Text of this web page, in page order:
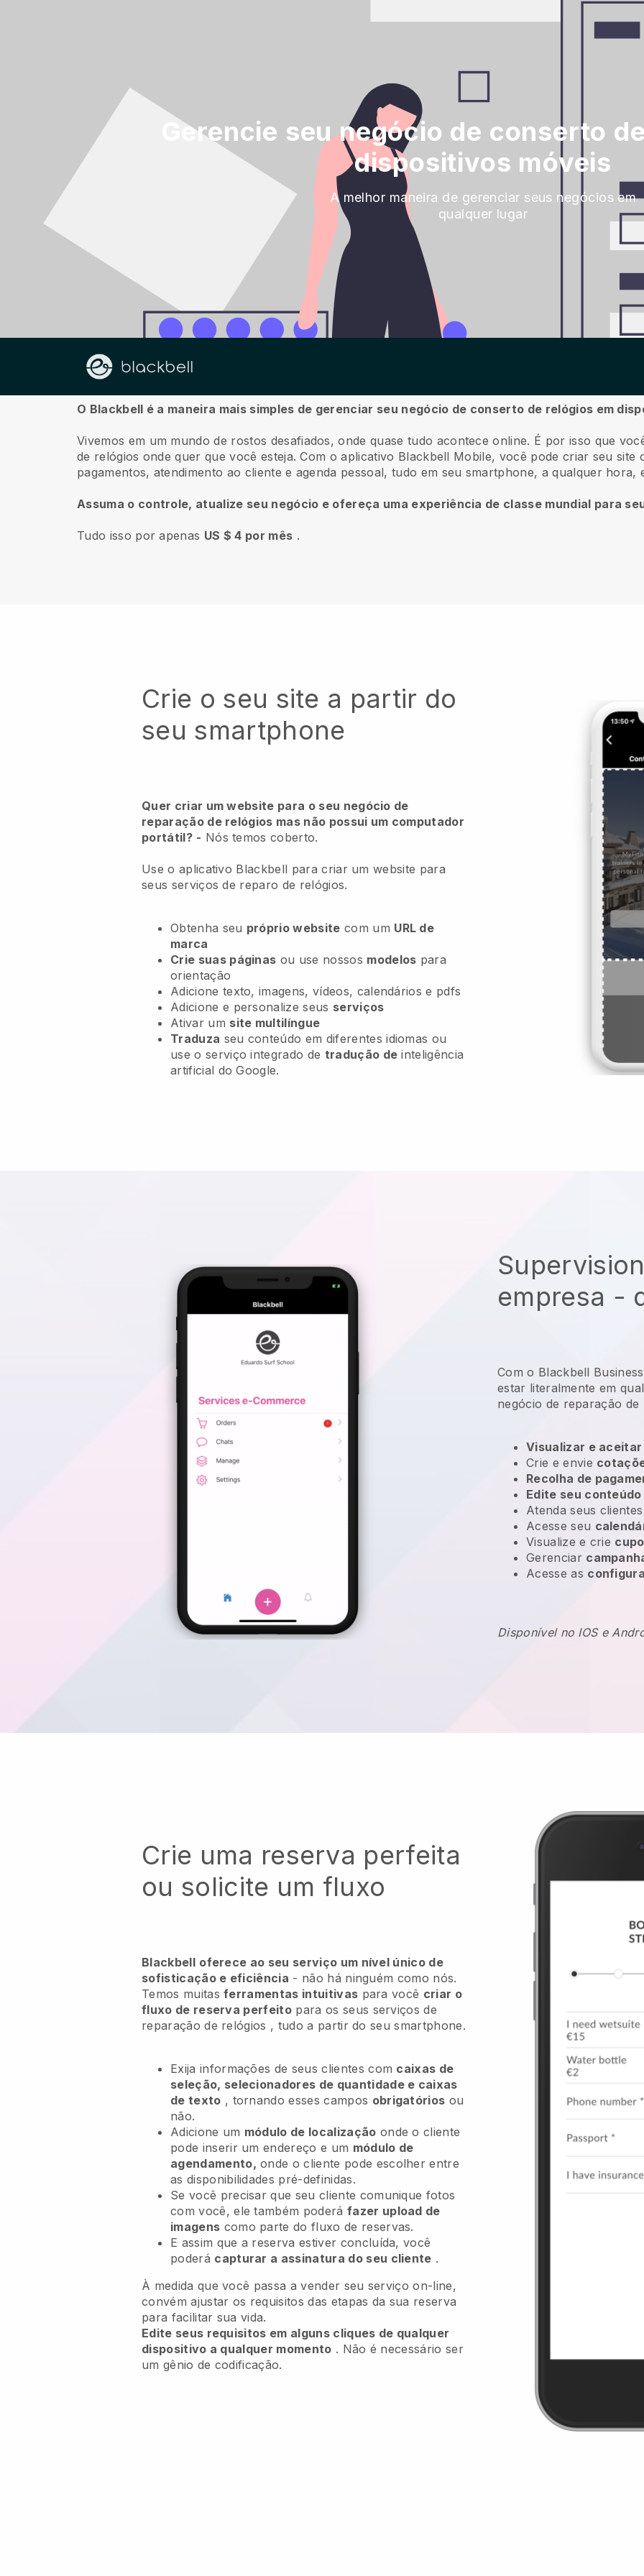
Gerencie seu negócio de conserto
dispositivos móveis
A melhor maneira de gerenciar seus negócios em
qualquer lugar
Sobre nós
O Blackbell é a maneira mais simples de gerenciar seu negócio de conserto de relógios em
Vivemos em um mundo de rostos desafiados, onde quase tudo acontece online. É por isso que
de relógios onde quer que você esteja. Com o aplicativo Blackbell Mobile, você pode criar seu site
pagamentos, atendimento ao cliente e agenda pessoal, tudo em seu smartphone, a qualquer hora,
Assuma o controle, atualize seu negócio e ofereça uma experiência de classe mundial para
Tudo isso por apenas US $ 4 por mês .
Crie o seu site a partir do
seu smartphone
Quer criar um website para o seu negócio de
reparação de relógios mas não possui um computador
portátil? - Nós temos coberto.
Use o aplicativo Blackbell para criar um website para
seus serviços de reparo de relógios.
Obtenha seu próprio website com um URL de
marca
Crie suas páginas ou use nossos modelos para
orientação
Adicione texto, imagens, vídeos, calendários e pdfs
Adicione e personalize seus serviços
Ativar um site multilíngue
Traduza seu conteúdo em diferentes idiomas ou
use o serviço integrado de tradução de inteligência
artificial do Google.
empresa -
Com o Blackbell
estar literalmente em
negócio de reparação de
Visualizar e
Crie e envie
Recolha de
Edite seu conteúdo
Atenda seus
Acesse seu
Visualize e crie
Gerenciar
Acesse as
Disponível no IOS e
Crie uma reserva perfeita
ou solicite um fluxo
Blackbell oferece ao seu serviço um nível único de
sofisticação e eficiência - não há ninguém como nós.
Temos muitasferramentas intuitivas para você criar o
fluxo de reserva perfeito para os seus serviços de
reparação de relógios , tudo a partir do seu smartphone.
Exija informações de seus clientes com caixas de
seleção, selecionadores de quantidade e caixas
de texto , tornando esses campos obrigatórios ou
não.
Adicione um módulo de localização onde o cliente
pode inserir um endereço e um módulo de
agendamento, onde o cliente pode escolher entre
as disponibilidades pré-definidas.
Se você precisar que seu cliente comunique fotos
com você, ele também poderá fazer upload de
imagens como parte do fluxo de reservas.
E assim que a reserva estiver concluída, você
poderá capturar a assinatura do seu cliente .
À medida que você passa a vender seu serviço on-line,
convém ajustar os requisitos das etapas da sua reserva
para facilitar sua vida.
Edite seus requisitos em alguns cliques de qualquer
dispositivo a qualquer momento . Não é necessário ser
um gênio de codificação.